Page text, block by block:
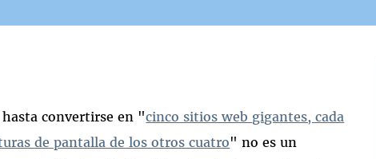
hasta convertirse en "cinco sitios web gigantes, cada
de pantalla de los otros cuatro" no es un